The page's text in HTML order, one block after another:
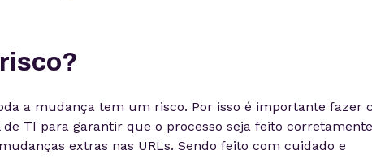
a mudança tem um risco. Por isso é importante fazer
TI para garantir que o processo seja feito
extras nas URLs. Sendo feito com cuidado e